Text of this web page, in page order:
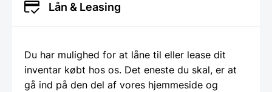
Lån & Leasing
Du har mulighed for at låne til eller lease dit
inventar købt hos os. Det eneste du skal, er at
gå ind på den del af vores hjemmeside og